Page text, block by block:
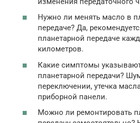
Нужно ли менять масло в
передаче? Да,
планетарной передаче
километров.
Какие симптомы
планетарной передачи?
переключении, утечка
приборной панели.
Можно ли ремонтировать